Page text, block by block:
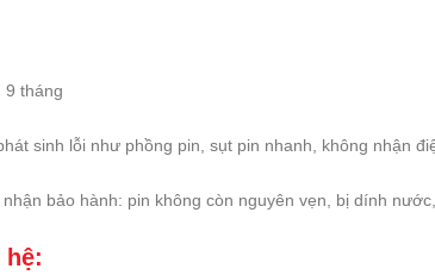
9 tháng
sinh lỗi như phồng pin, sụt pin nhanh, không nhận
bảo hành: pin không còn nguyên vẹn, bị dính